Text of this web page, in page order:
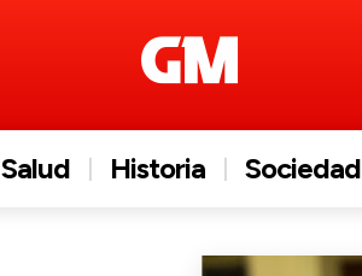
Salud Historia Sociedad